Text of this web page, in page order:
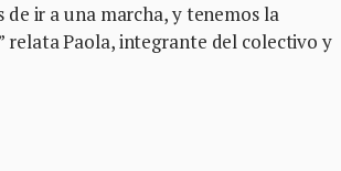
de ir a una marcha, y tenemos la
relata Paola, integrante del colectivo y